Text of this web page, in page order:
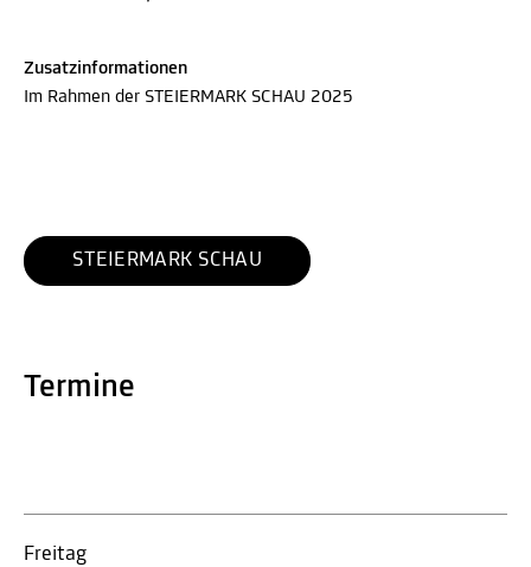
Zusatzinformationen
Im Rahmen der STEIERMARK SCHAU 2025
STEIERMARK SCHAU
Termine
Freitag